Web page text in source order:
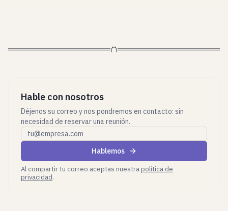
Hable con nosotros
Déjenos su correo y nos pondremos en contacto: sin
necesidad de reservar una reunión.
Correo profesional
Hablemos
Al compartir tu correo aceptas nuestrapolítica de
privacidad.